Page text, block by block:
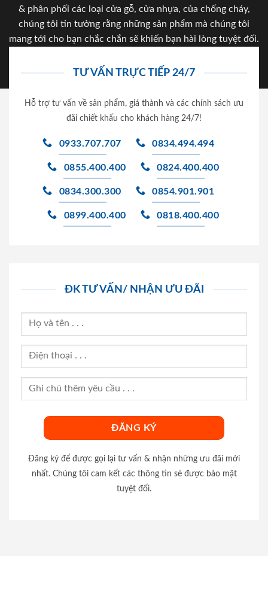
& phân phối các loại cửa gỗ, cửa nhựa, của chống cháy,
chúng tôi tin tưởng rằng những sản phẩm mà chúng tôi
mang tới cho bạn chắc chắn sẽ khiến bạn hài lòng tuyệt đối.
TƯ VẤN TRỰC TIẾP 24/7
Hỗ trợ tư vấn về sản phẩm, giá thành và các chính sách ưu
đãi chiết khấu cho khách hàng 24/7!
0933.707.707 0834.494.494
0855.400.400 0824.400.400
0834.300.300 0854.901.901
0899.400.400 0818.400.400
ĐK TƯ VẤN/ NHẬN ƯU ĐÃI
Đăng ký để được gọi lại tư vấn & nhận những ưu đãi mới
nhất. Chúng tôi cam kết các thông tin sẽ được bảo mật
tuyệt đối.